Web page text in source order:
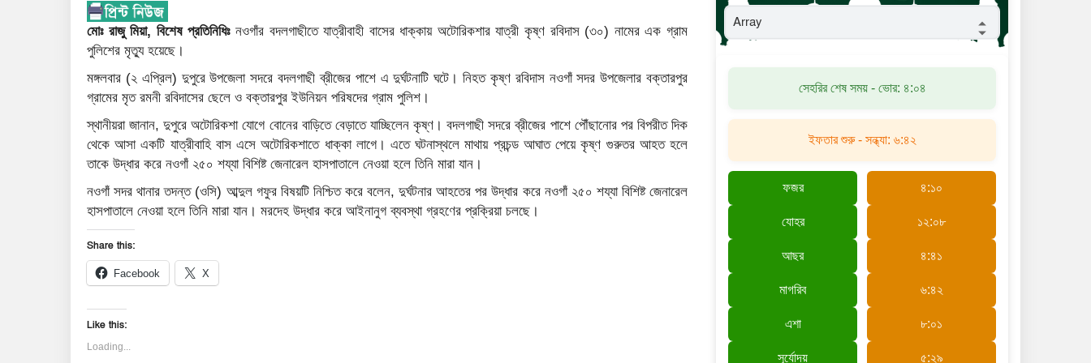
মোঃ রাজু মিয়া, বিশেষ প্রতিনিধিঃনওগাঁর বদলগাছীতে যাত্রীবাহী বাসের ধাক্কায় অটোরিকশার যাত্রী কৃষ্ণ রবিদাস (৩০) নামের এক গ্রাম
পুলিশের মৃত্যু হয়েছে।
মঙ্গলবার (২ এপ্রিল) দুপুরে উপজেলা সদরে বদলগাছী ব্রীজের পাশে এ দুর্ঘটনাটি ঘটে। নিহত কৃষ্ণ রবিদাস নওগাঁ সদর উপজেলার বক্তারপুর
গ্রামের মৃত রমনী রবিদাসের ছেলে ও বক্তারপুর ইউনিয়ন পরিষদের গ্রাম পুলিশ।
স্থানীয়রা জানান, দুপুরে অটোরিকশা যোগে বোনের বাড়িতে বেড়াতে যাচ্ছিলেন কৃষ্ণ। বদলগাছী সদরে ব্রীজের পাশে পৌঁছানোর পর বিপরীত দিক
থেকে আসা একটি যাত্রীবাহি বাস এসে অটোরিকশাতে ধাক্কা লাগে। এতে ঘটনাস্থলে মাথায় প্রচন্ড আঘাত পেয়ে কৃষ্ণ গুরুতর আহত হলে
তাকে উদ্ধার করে নওগাঁ ২৫০ শয্যা বিশিষ্ট জেনারেল হাসপাতালে নেওয়া হলে তিনি মারা যান।
নওগাঁ সদর থানার তদন্ত (ওসি) আব্দুল গফুর বিষয়টি নিশ্চিত করে বলেন, দুর্ঘটনার আহতের পর উদ্ধার করে নওগাঁ ২৫০ শয্যা বিশিষ্ট জেনারেল
হাসপাতালে নেওয়া হলে তিনি মারা যান। মরদেহ উদ্ধার করে আইনানুগ ব্যবস্থা গ্রহণের প্রক্রিয়া চলছে।
Share this:
Facebook X
Like this:
Loading...
মুন্সীগঞ্জে ধলেশ্বরী নদীর ৪০ ফুট গভীর
থেকে নিখোঁজ তরুণীর মরদেহ উদ্ধার
গণমানুষের আস্থার প্রতীক আতাউর
পরিষদ নির্বাচনে চেয়ারম্যান প্রার্থী
পত্নীতলায় মাসব্যাপী গ্রামীণ শিল্প ও
বাণিজ্য মেলার উদ্বোধন
সেহরির শেষ সময় - ভোর: ৪:০৪
ইফতার শুরু - সন্ধ্যা: ৬:৪২
ফজর
যোহর
আছর
মাগরিব
এশা
সূর্যোদয়
৪:১০
১২:০৮
৪:৪১
৬:৪২
৮:০১
৫:২৯